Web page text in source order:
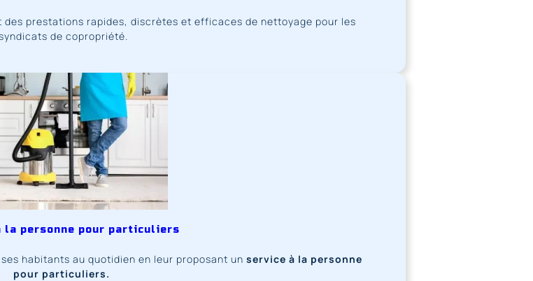
des prestations rapides, discrètes et efficaces de nettoyage pour les
de copropriété.
la personne pour particuliers
habitants au quotidien en leur proposant un service à la personne
pour particuliers.